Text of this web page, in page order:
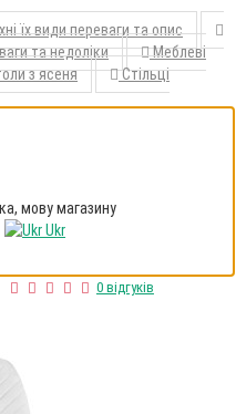
їх види переваги та опис
та недоліки
Меблеві
з ясеня
Стільці
мову магазину
Ukr
0 відгуків